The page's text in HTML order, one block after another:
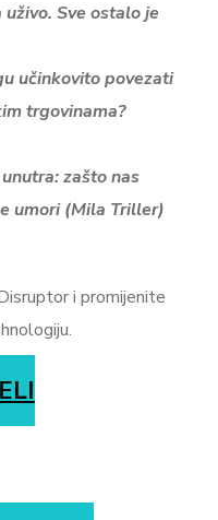
Sve ostalo je
učinkovito povezati
trgovinama?
zašto nas
umori (Mila Triller)
i promijenite